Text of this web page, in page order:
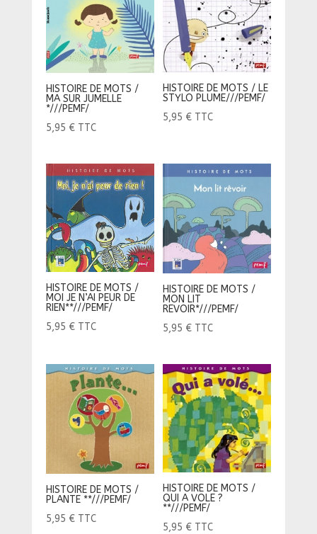
HISTOIRE DE MOTS /
MA SUR JUMELLE
*///PEMF/
5,95 € TTC
HISTOIRE DE MOTS / LE
STYLO PLUME///PEMF/
5,95 € TTC
HISTOIRE DE MOTS /
MOI JE N’AI PEUR DE
RIEN**///PEMF/
5,95 € TTC
HISTOIRE DE MOTS /
MON LIT
REVOIR*///PEMF/
5,95 € TTC
HISTOIRE DE MOTS /
PLANTE **///PEMF/
5,95 € TTC
HISTOIRE DE MOTS /
QUI A VOLE ?
**///PEMF/
5,95 € TTC